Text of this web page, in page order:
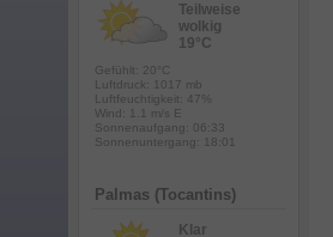
Teilweise
wolkig
19°C
Gefühlt: 20°C
Luftdruck: 1017 mb
Luftfeuchtigkeit: 47%
Wind: 1.1 m/s E
Sonnenaufgang: 06:33
Sonnenuntergang: 18:01
Palmas (Tocantins)
Klar